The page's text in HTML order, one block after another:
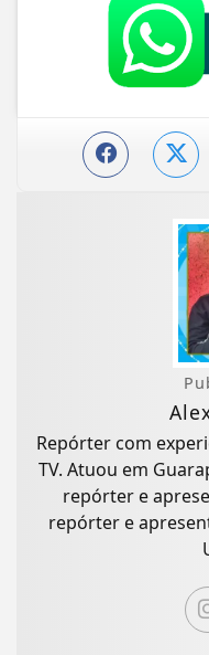
Repórter com
TV. Atuou em
repórter e
repórter e apresentador. Jornalismo